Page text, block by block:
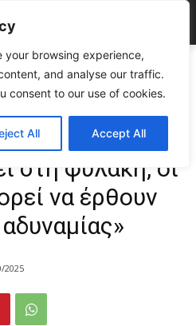
your browsing experience,
and analyse our traffic.
consent to our use of cookies.
All Accept All
Μαζωνάκη: «Είχε έρθει να με δει
«Είχε
στη φυλακή, οι
να έρθουν
2025